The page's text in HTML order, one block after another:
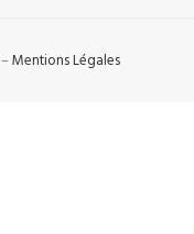
–Mentions Légales